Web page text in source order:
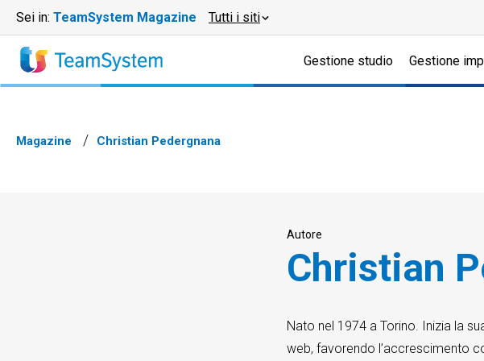
Sei in: TeamSystem Magazine Tutti i siti
Gestione studio Gestione
Magazine Christian Pedergnana
Autore
Christian
Nato nel 1974 a Torino. Inizia la
web, favorendo l’accrescimento